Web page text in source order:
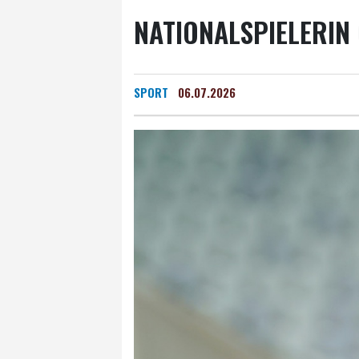
SPORT 06.07.2026